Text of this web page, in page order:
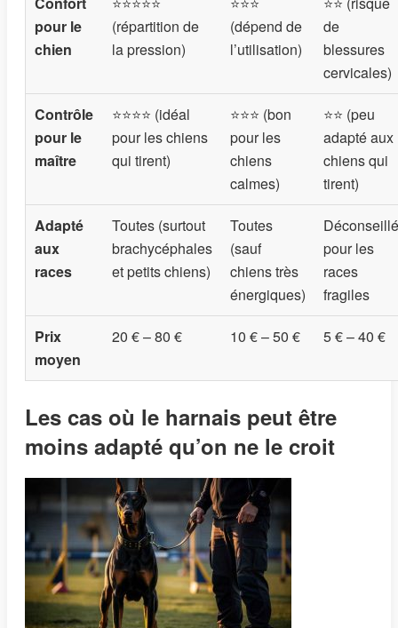
pour le
chien
(répartition de
la pression)
(dépend de
l’utilisation)
de
blessures
cervicales)
Contrôle
pour le
maître
⭐⭐⭐⭐ (idéal
pour les chiens
qui tirent)
⭐⭐⭐ (bon
pour les
chiens
calmes)
⭐⭐ (peu
adapté aux
chiens qui
tirent)
Adapté
aux
races
Toutes (surtout
brachycéphales
et petits chiens)
Toutes
(sauf
chiens très
énergiques)
Déconseillé
pour les
races
fragiles
Prix
moyen
20 € – 80 € 10 € – 50 € 5 € – 40 €
Les cas où le harnais peut être
moins adapté qu’on ne le croit